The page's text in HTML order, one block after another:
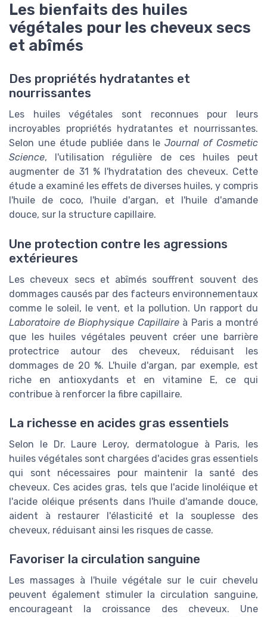
Les bienfaits des huiles
végétales pour les cheveux secs
et abîmés
Des propriétés hydratantes et
nourrissantes
Les huiles végétales sont reconnues pour leurs
incroyables propriétés hydratantes et nourrissantes.
Selon une étude publiée dans leJournal of Cosmetic
Science, l'utilisation régulière de ces huiles peut
augmenter de 31 % l'hydratation des cheveux. Cette
étude a examiné les effets de diverses huiles, y compris
l'huile de coco, l'huile d'argan, et l'huile d'amande
douce, sur la structure capillaire.
Une protection contre les agressions
extérieures
Les cheveux secs et abîmés souffrent souvent des
dommages causés par des facteurs environnementaux
comme le soleil, le vent, et la pollution. Un rapport du
Laboratoire de Biophysique Capillaireà Paris a montré
que les huiles végétales peuvent créer une barrière
protectrice autour des cheveux, réduisant les
dommages de 20 %. L'huile d'argan, par exemple, est
riche en antioxydants et en vitamine E, ce qui
contribue à renforcer la fibre capillaire.
La richesse en acides gras essentiels
Selon le Dr. Laure Leroy, dermatologue à Paris, les
huiles végétales sont chargées d'acides gras essentiels
qui sont nécessaires pour maintenir la santé des
cheveux. Ces acides gras, tels que l'acide linoléique et
l'acide oléique présents dans l'huile d'amande douce,
aident à restaurer l'élasticité et la souplesse des
cheveux, réduisant ainsi les risques de casse.
Favoriser la circulation sanguine
Les massages à l'huile végétale sur le cuir chevelu
peuvent également stimuler la circulation sanguine,
encourageant la croissance des cheveux. Une